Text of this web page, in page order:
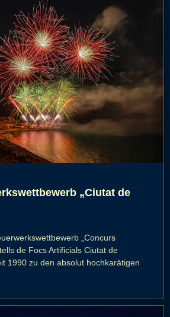
„Ciutat de
„Concurs
de Focs Artificials Ciutat de
1990 zu den absolut hochkarätigen